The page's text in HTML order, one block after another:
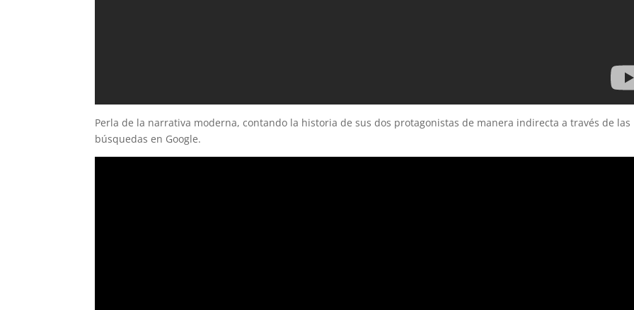
Perla de la narrativa moderna, contando la historia de sus dos protagonistas de manera indirecta a través de las
búsquedas en Google.